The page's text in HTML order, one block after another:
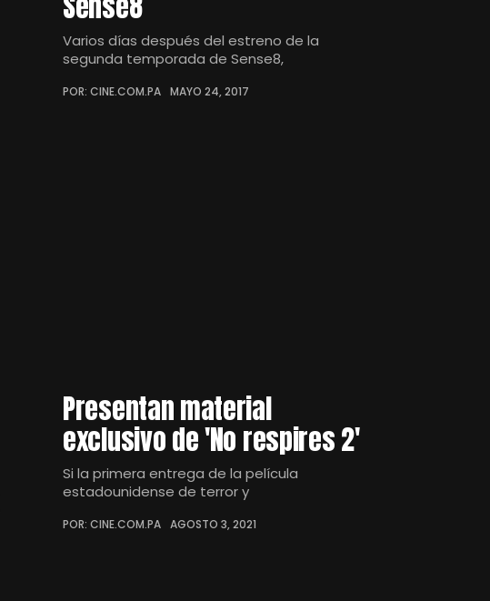
Varios días después del estreno de la
segunda temporada de Sense8,
POR: CINE.COM.PA MAYO 24, 2017
Presentan material
exclusivo de 'No respires 2'
Si la primera entrega de la película
estadounidense de terror y
POR: CINE.COM.PA AGOSTO 3, 2021